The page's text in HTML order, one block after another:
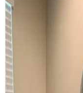
Banyoda lavabo üstü raf
koşullarına uygun
doğal dekoratif objelerle
sunulmaktadır.
1920'ler Tarzı
Modern Tasarım
1920'ler tarzı evlerde
korunması ve krem